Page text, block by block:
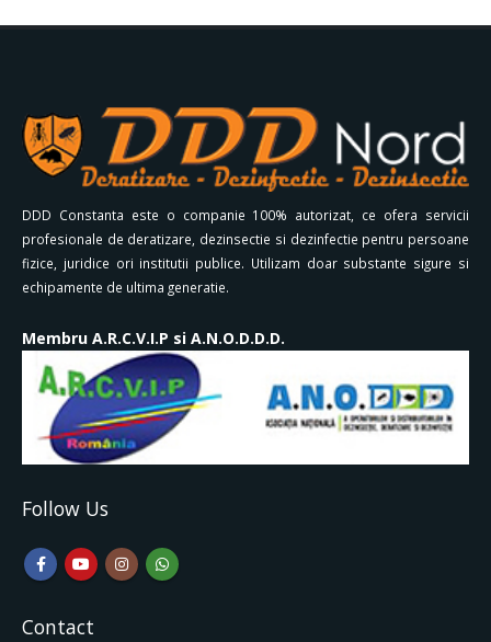
DDD Constanta este o companie 100% autorizat, ce ofera servicii
profesionale de deratizare, dezinsectie si dezinfectie pentru persoane
fizice, juridice ori institutii publice. Utilizam doar substante sigure si
echipamente de ultima generatie.
Membru A.R.C.V.I.P si A.N.O.D.D.D.
Follow Us
Contact